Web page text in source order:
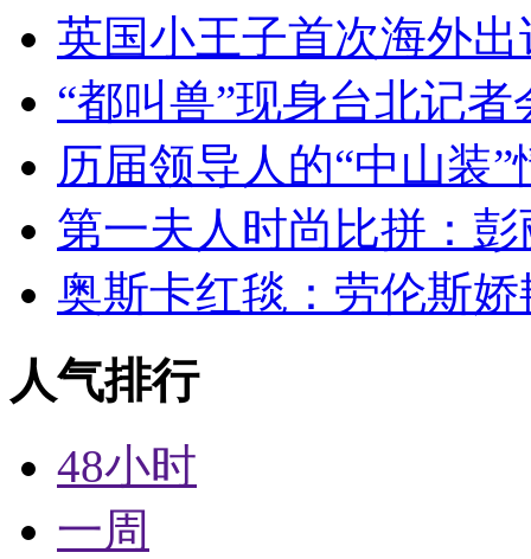
英国小王子首次海外
“都叫兽”现身台北记者
历届领导人的“中山装
第一夫人时尚比拼：
奥斯卡红毯：劳伦斯
人气排行
48小时
一周